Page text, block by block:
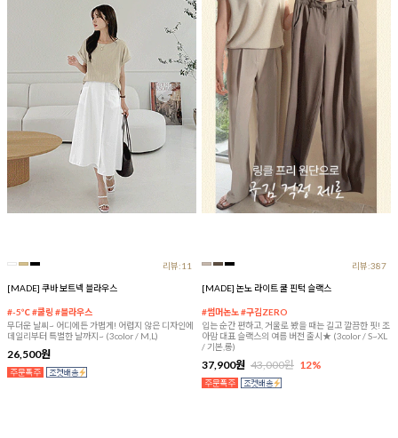
리뷰:11
[MADE] 쿠바 보트넥 블라우스
#-5℃ #쿨링 #블라우스
무더운 날씨~ 어디에든 가볍게! 어렵지 않은 디자인에
데일리부터 특별한 날까지~ (3color / M,L)
26,500원
리뷰:387
[MADE] 논노 라이트 쿨 핀턱 슬랙스
#썸머논노 #구김ZERO
입는 순간 편하고, 거울로 봤을 때는 길고 깔끔한 핏! 조
아맘 대표 슬랙스의 여름 버전 출시★ (3color / S~XL
/ 기본,롱)
37,900원 43,000원 12%